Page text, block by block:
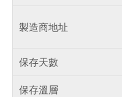
製造商地址
保存天數
保存溫層